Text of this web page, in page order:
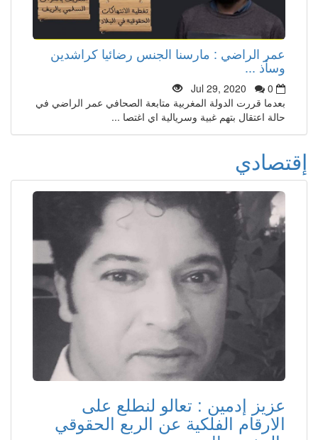
عمر الراضي : مارسنا الجنس رضائيا كراشدين
وسأذ ...
Jul 29, 2020
0
بعدما قررت الدولة المغربية متابعة الصحافي عمر الراضي في
حالة اعتقال بتهم غبية وسريالية اي اغتصا ...
إقتصادي
عزيز إدمين : تعالو لنطلع على
الارقام الفلكية عن الربع الحقوقي